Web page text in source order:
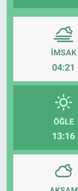
İMSAK
04:21
ÖĞLE
13:16